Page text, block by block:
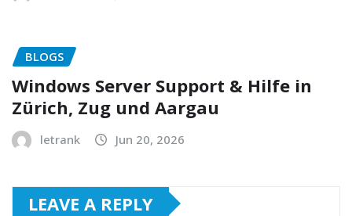
BLOGS
Windows Server Support & Hilfe in
Zürich, Zug und Aargau
letrank Jun 20, 2026
LEAVE A REPLY